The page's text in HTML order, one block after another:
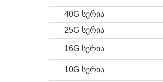
40G სერია
25G სერია
16G სერია
10G სერია